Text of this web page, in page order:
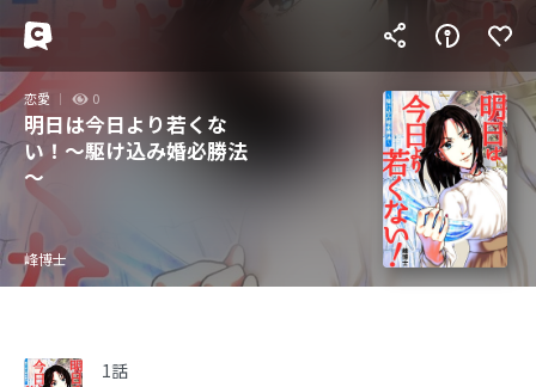
恋愛 0
明日は今日より若くな
い！～駆け込み婚必勝法
～
峰博士
1話